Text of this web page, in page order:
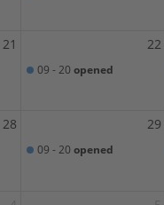
21 22
09 - 20 opened
28 29
09 - 20 opened